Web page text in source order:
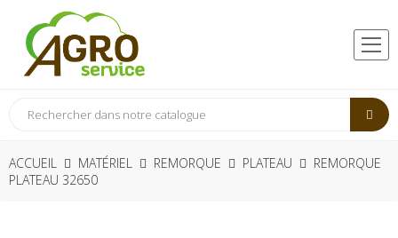
ACCUEIL MATÉRIEL REMORQUE PLATEAU
REMORQUE
PLATEAU 32650